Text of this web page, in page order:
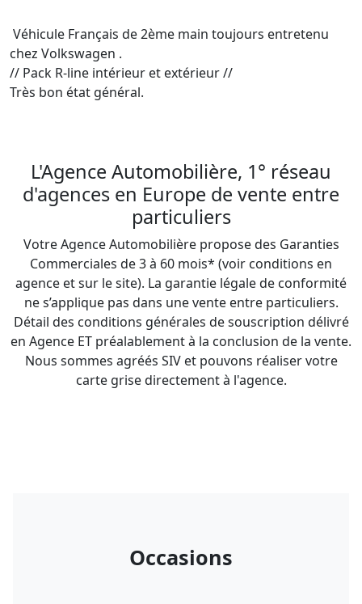
chez Volkswagen .
// Pack R-line intérieur et extérieur //
Très bon état général.
L'Agence Automobilière, 1° réseau
d'agences en Europe de vente entre
particuliers
Votre Agence Automobilière propose des Garanties
Commerciales de 3 à 60 mois* (voir conditions en
agence et sur le site). La garantie légale de conformité
ne s’applique pas dans une vente entre particuliers.
Détail des conditions générales de souscription délivré
en Agence ET préalablement à la conclusion de la vente.
Nous sommes agréés SIV et pouvons réaliser votre
carte grise directement à l'agence.
Occasions